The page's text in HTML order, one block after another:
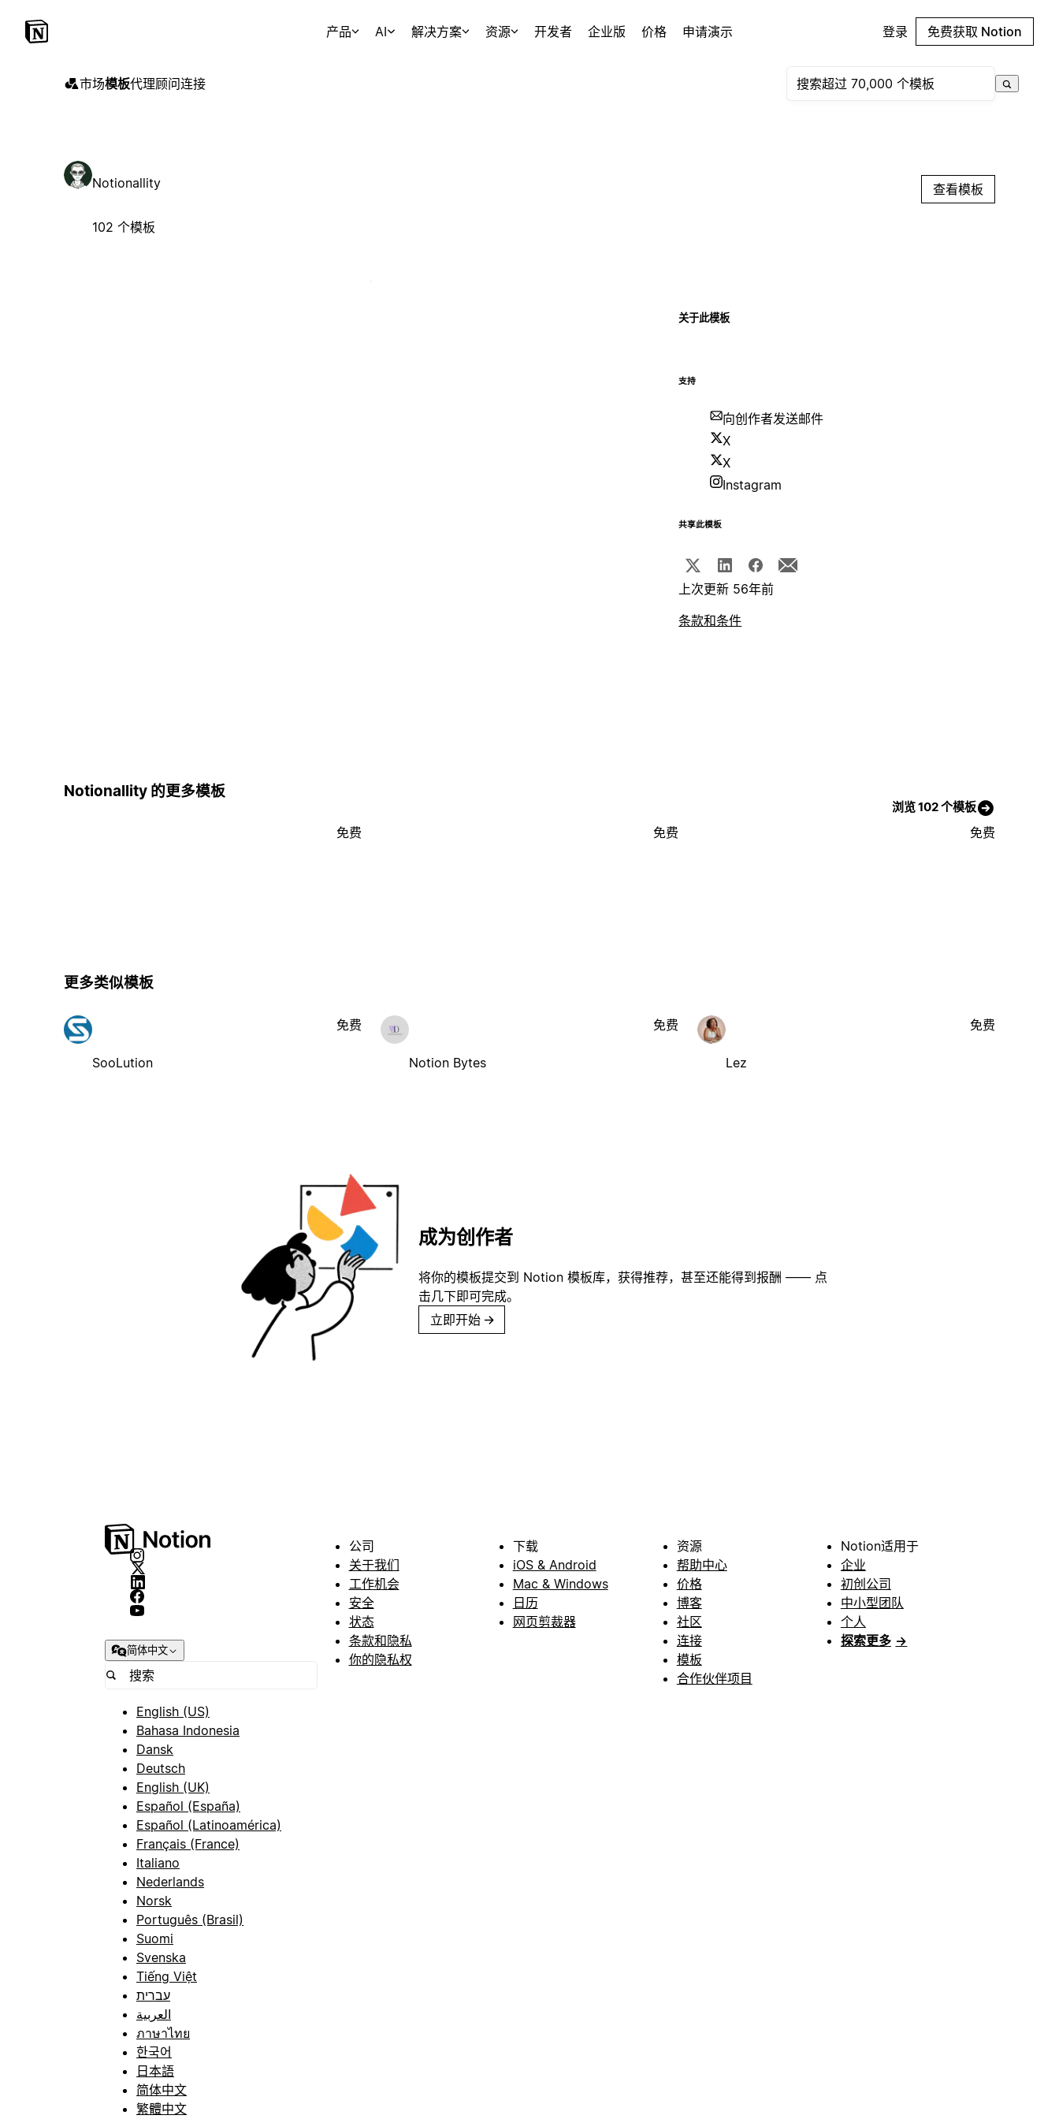
产品 AI 解决方案 资源 开发者 企业版 价格 申请演示 登录 免费获取 Notion
市场模板代理顾问连接
Notionallity
102 个模板
查看模板
关于此模板
支持
向创作者发送邮件
X
X
Instagram
共享此模板
上次更新 56年前
条款和条件
Notionallity 的更多模板
浏览 102 个模板
免费 免费 免费
更多类似模板
SooLution
免费
Notion Bytes
免费
Lez
免费
成为创作者
将你的模板提交到 Notion 模板库，获得推荐，甚至还能得到报酬 —— 点
击几下即可完成。
立即开始 →
简体中文
English (US)
Bahasa Indonesia
Dansk
Deutsch
English (UK)
Español (España)
Español (Latinoamérica)
Français (France)
Italiano
Nederlands
Norsk
Português (Brasil)
Suomi
Svenska
Tiếng Việt
עברית
العربية
ภาษาไทย
한국어
日本語
简体中文
繁體中文
公司
关于我们
工作机会
安全
状态
条款和隐私
你的隐私权
下载
iOS & Android
Mac & Windows
日历
网页剪裁器
资源
帮助中心
价格
博客
社区
连接
模板
合作伙伴项目
Notion适用于
企业
初创公司
中小型团队
个人
探索更多 →